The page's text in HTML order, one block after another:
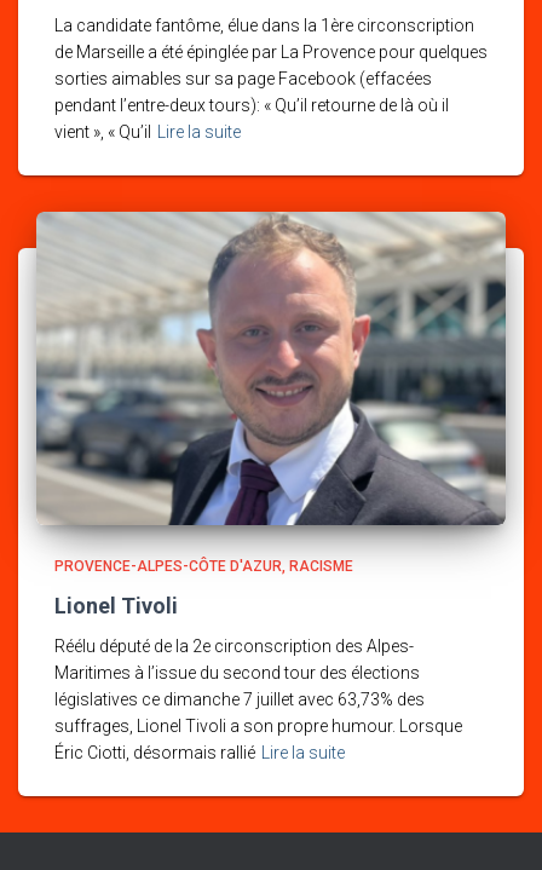
La candidate fantôme, élue dans la 1ère circonscription
de Marseille a été épinglée par La Provence pour quelques
sorties aimables sur sa page Facebook (effacées
pendant l’entre-deux tours): « Qu’il retourne de là où il
vient », « Qu’il
Lire la suite
PROVENCE-ALPES-CÔTE D'AZUR RACISME
Lionel Tivoli
Réélu député de la 2e circonscription des Alpes-
Maritimes à l’issue du second tour des élections
législatives ce dimanche 7 juillet avec 63,73% des
suffrages, Lionel Tivoli a son propre humour. Lorsque
Éric Ciotti, désormais rallié
Lire la suite